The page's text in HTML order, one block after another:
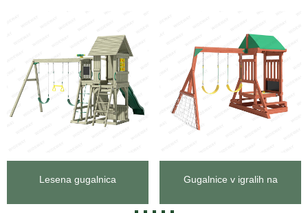
Lesena gugalnica
Dragon-Great Skye
Gugalnice v igralih na
prostem